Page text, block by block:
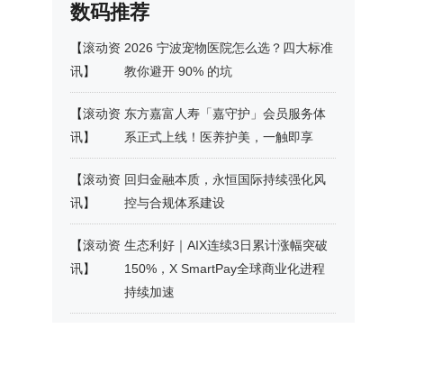
数码推荐
【滚动资
讯】
2026 宁波宠物医院怎么选？四大标准
教你避开 90% 的坑
【滚动资
讯】
东方嘉富人寿「嘉守护」会员服务体
系正式上线！医养护美，一触即享
【滚动资
讯】
回归金融本质，永恒国际持续强化风
控与合规体系建设
【滚动资
讯】
生态利好｜AIX连续3日累计涨幅突破
150%，X SmartPay全球商业化进程
持续加速